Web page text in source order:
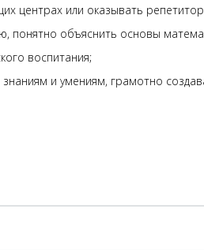
центрах или оказывать
понятно объяснить основы
воспитания;
и умениям, грамотно